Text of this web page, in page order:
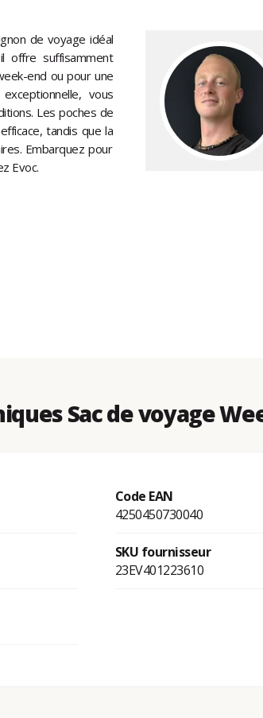
de voyage idéal
offre suffisamment
end ou pour une
vous
Les poches de
tandis que la
Embarquez pour
Evoc.
Sac de voyage
Code EAN
4250450730040
SKU fournisseur
23EV401223610